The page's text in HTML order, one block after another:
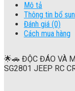
Mô tả
Thông tin bổ
Đánh giá (0)
Cách mua hàng
🌟🚗 ĐỘC ĐÁO VÀ
SG2801 JEEP RC